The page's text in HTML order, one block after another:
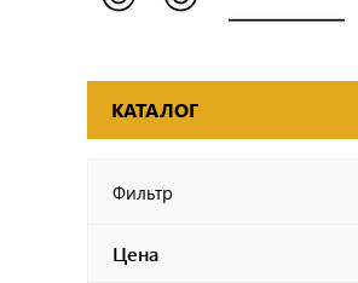
КАТАЛОГ
Фильтр
Цена